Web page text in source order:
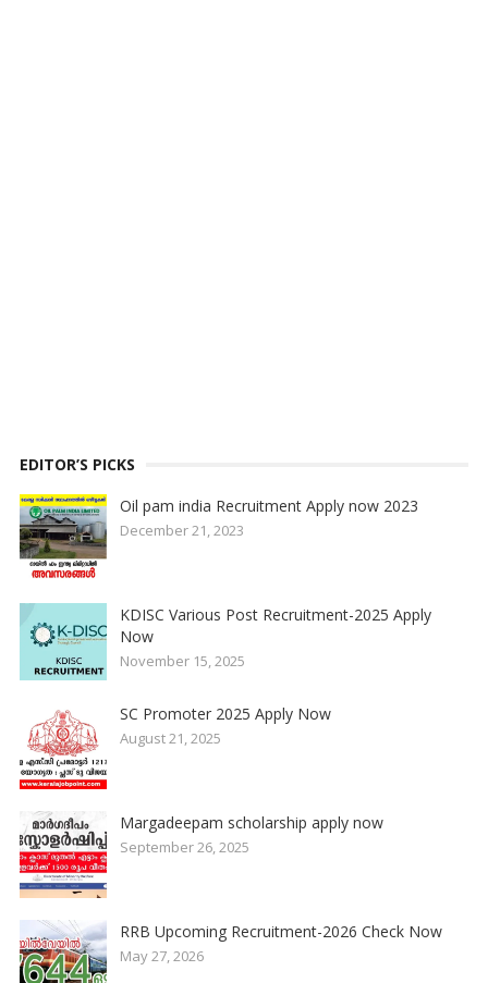
EDITOR’S PICKS
Oil pam india Recruitment Apply now 2023
December 21, 2023
KDISC Various Post Recruitment-2025 Apply
Now
November 15, 2025
SC Promoter 2025 Apply Now
August 21, 2025
Margadeepam scholarship apply now
September 26, 2025
RRB Upcoming Recruitment-2026 Check Now
May 27, 2026